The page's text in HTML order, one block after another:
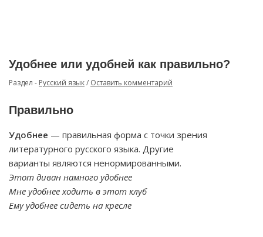
Удобнее или удобней как правильно?
Раздел - Русский язык/ Оставить комментарий
Правильно
Удобнее — правильная форма с точки зрения
литературного русского языка. Другие
варианты являются ненормированными.
Этот диван намного удобнее
Мне удобнее ходить в этот клуб
Ему удобнее сидеть на кресле